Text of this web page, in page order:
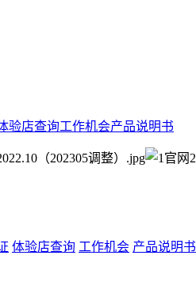
验店查询工作机会产品说明书
体验店查询 工作机会 产品说明书